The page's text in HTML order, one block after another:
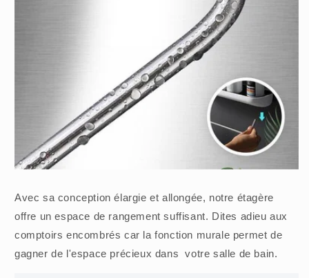
Avec sa conception élargie et allongée, notre étagère
offre un espace de rangement suffisant. Dites adieu aux
comptoirs encombrés car la fonction murale permet de
gagner de l'espace précieux dans votre salle de bain.